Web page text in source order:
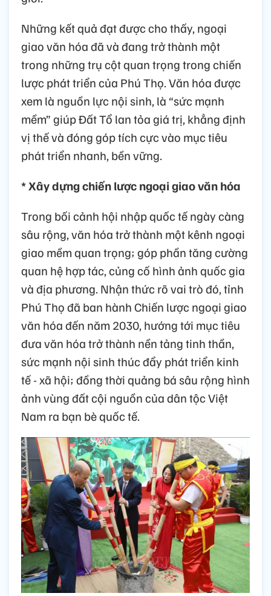
Những kết quả đạt được cho thấy, ngoại
giao văn hóa đã và đang trở thành một
trong những trụ cột quan trọng trong chiến
lược phát triển của Phú Thọ. Văn hóa được
xem là nguồn lực nội sinh, là “sức mạnh
mềm” giúp Đất Tổ lan tỏa giá trị, khẳng định
vị thế và đóng góp tích cực vào mục tiêu
phát triển nhanh, bền vững.
* Xây dựng chiến lược ngoại giao văn hóa
Trong bối cảnh hội nhập quốc tế ngày càng
sâu rộng, văn hóa trở thành một kênh ngoại
giao mềm quan trọng; góp phần tăng cường
quan hệ hợp tác, củng cố hình ảnh quốc gia
và địa phương. Nhận thức rõ vai trò đó, tỉnh
Phú Thọ đã ban hành Chiến lược ngoại giao
văn hóa đến năm 2030, hướng tới mục tiêu
đưa văn hóa trở thành nền tảng tinh thần,
sức mạnh nội sinh thúc đẩy phát triển kinh
tế - xã hội; đồng thời quảng bá sâu rộng hình
ảnh vùng đất cội nguồn của dân tộc Việt
Nam ra bạn bè quốc tế.